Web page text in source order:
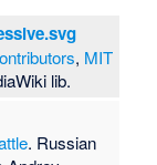
, MIT
lib.
. Russian